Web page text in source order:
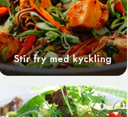
Stir fry med kyckling